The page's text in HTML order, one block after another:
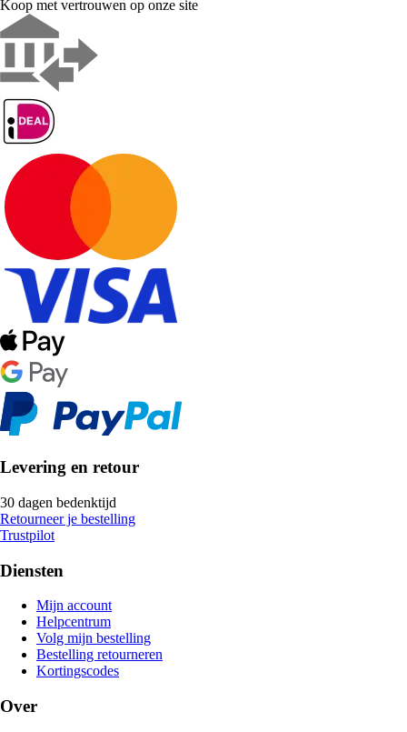
Koop met vertrouwen op onze site
Levering en retour
30 dagen bedenktijd
Retourneer je bestelling
Trustpilot
Diensten
Mijn account
Helpcentrum
Volg mijn bestelling
Bestelling retourneren
Kortingscodes
Over